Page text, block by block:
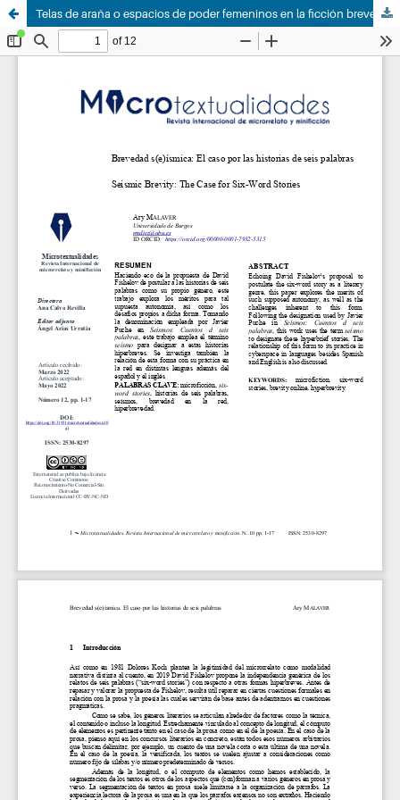
Telas de araña o espacios de poder femeninos en la ficción breve de Patricia Esteban Erlés